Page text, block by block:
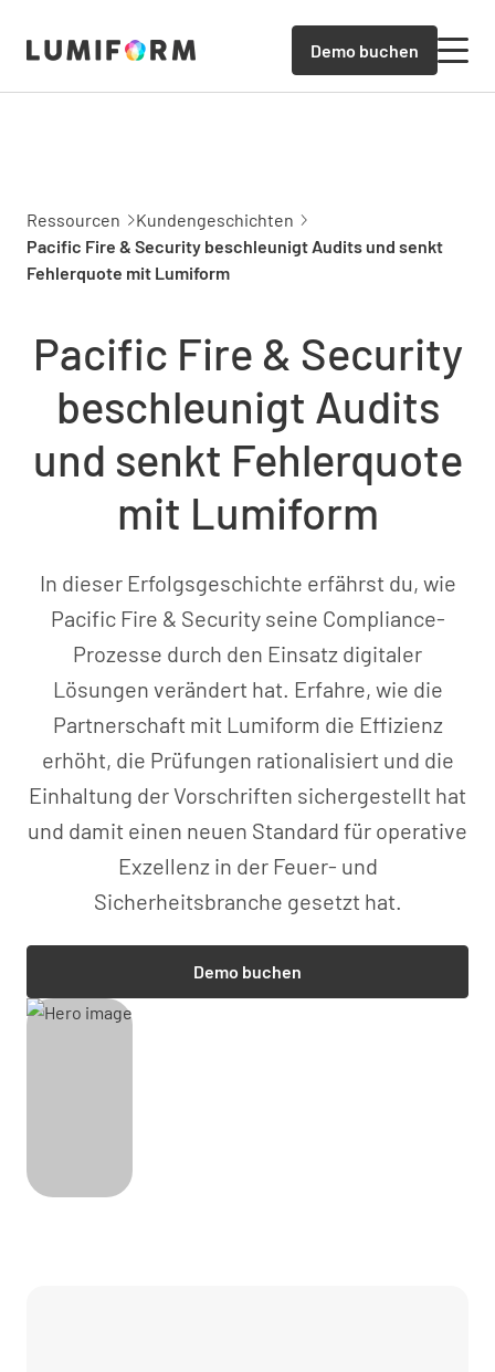
Demo buchen
Ressourcen
Kundengeschichten
Pacific Fire & Security beschleunigt Audits und senkt
Fehlerquote mit Lumiform
Pacific Fire & Security
beschleunigt Audits
und senkt Fehlerquote
mit Lumiform
In dieser Erfolgsgeschichte erfährst du, wie
Pacific Fire & Security seine Compliance-
Prozesse durch den Einsatz digitaler
Lösungen verändert hat. Erfahre, wie die
Partnerschaft mit Lumiform die Effizienz
erhöht, die Prüfungen rationalisiert und die
Einhaltung der Vorschriften sichergestellt hat
und damit einen neuen Standard für operative
Exzellenz in der Feuer- und
Sicherheitsbranche gesetzt hat.
Demo buchen